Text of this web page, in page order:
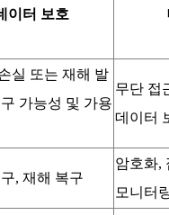
이터 보호
실 또는 재해 발
가능성 및 가용
무단 접
데이터
, 재해 복구
암호화,
모니터